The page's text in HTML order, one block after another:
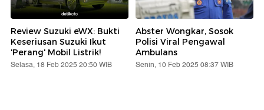
Review Suzuki eWX: Bukti
Keseriusan Suzuki Ikut
'Perang' Mobil Listrik!
Selasa, 18 Feb 2025 20:50 WIB
Abster Wongkar, Sosok
Polisi Viral Pengawal
Ambulans
Senin, 10 Feb 2025 08:37 WIB